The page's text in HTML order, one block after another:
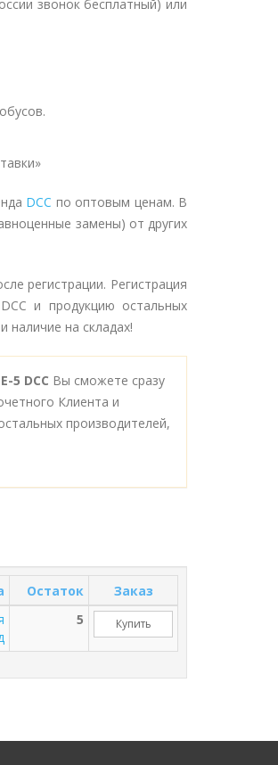
звонок бесплатный) или
DCC по оптовым ценам. В
замены) от других
регистрации. Регистрация
и продукцию остальных
наличие на складах!
5 DCC Вы сможете сразу
Клиента и
производителей,
Остаток
Заказ
5 Купить